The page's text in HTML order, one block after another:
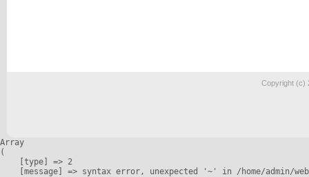
Copyright (c)
Array
(
    [type] => 2
[message] => syntax error, unexpected '~' in /home/admin/